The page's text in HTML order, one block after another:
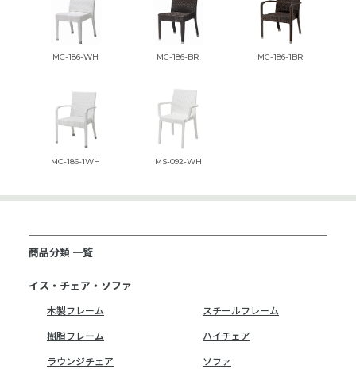
MC-186-WH MC-186-BR MC-186-1BR
MC-186-1WH MS-092-WH
商品分類 一覧
イス・チェア・ソファ
木製フレーム
スチールフレーム
樹脂フレーム
ハイチェア
ラウンジチェア
ソファ